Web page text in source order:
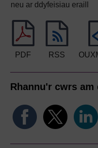
neu ar ddyfeisiau eraill
PDF RSS
Rhannu'r cwrs am